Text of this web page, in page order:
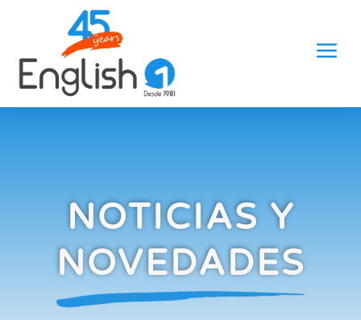
a
NOTICIAS Y
NOVEDADES